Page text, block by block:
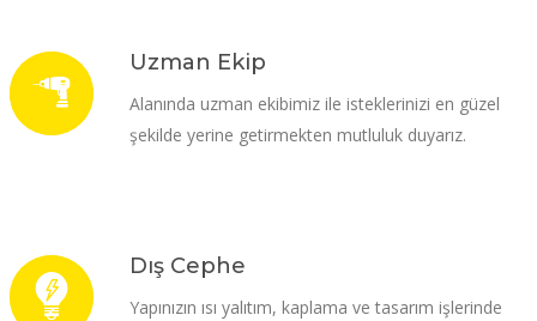
Uzman Ekip
Alanında uzman ekibimiz ile isteklerinizi en güzel
şekilde yerine getirmekten mutluluk duyarız.
Dış Cephe
Yapınızın ısı yalıtım, kaplama ve tasarım işlerinde